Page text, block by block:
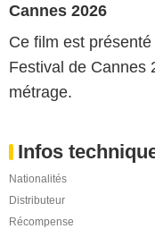
Cannes 2026
Ce film est
Festival de Cannes
métrage.
Infos
Nationalités
Distributeur
Récompense